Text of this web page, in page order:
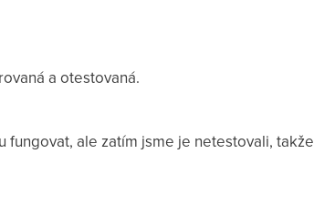
a otestovaná.
fungovat, ale zatím jsme je netestovali, takže